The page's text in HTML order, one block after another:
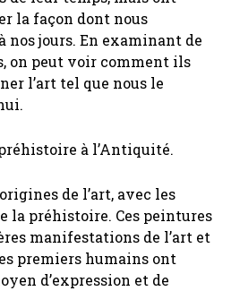
la façon dont nous
nos jours. En examinant de
on peut voir comment ils
l’art tel que nous le
à l’Antiquité.
de l’art, avec les
la préhistoire. Ces peintures
manifestations de l’art et
premiers humains ont
d’expression et de